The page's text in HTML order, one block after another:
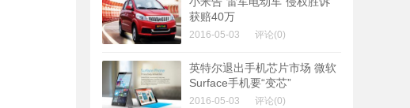
获赔40万
2016-05-03 评论(0)
英特尔退出手机芯片市场 微软
Surface手机要“变芯”
2016-05-03 评论(0)